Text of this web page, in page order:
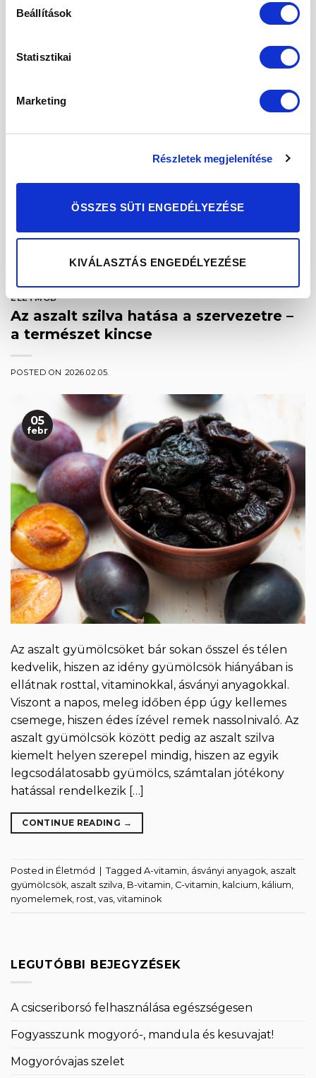
Beállítások
Statisztikai
Marketing
Részletek megjelenítése
ÖSSZES SÜTI ENGEDÉLYEZÉSE
KIVÁLASZTÁS ENGEDÉLYEZÉSE
Valahogy az ősz és a hidegebb idő beköszöntével
többször készítünk és fogyasztunk különféle
leveseket. A gyümölcslevesek viszont télen-nyáron
hódítanak, ehetjük melegen és hidegen is,
gyümölcsleves a cél, de az idénygyümölcsökből
nem tudunk, nem akarunk főzni semmit, akkor is
van megoldás, mert aszalt gyümölcsöket is
használhatunk a főzéshez. Ilyen például az […]
CONTINUE READING→
Posted inLevesek,Receptek | Taggedásványi anyagok,aszalt,
vitaminok
ÉLETMÓD
Az aszalt szilva hatása a szervezetre –
a természet kincse
POSTED ON 2026.02.05.
05
febr
Az aszalt gyümölcsöket bár sokan ősszel és télen
kedvelik, hiszen az idény gyümölcsök hiányában is
ellátnak rosttal, vitaminokkal, ásványi anyagokkal.
Viszont a napos, meleg időben épp úgy kellemes
csemege, hiszen édes ízével remek nassolnivaló. Az
aszalt gyümölcsök között pedig az aszalt szilva
kiemelt helyen szerepel mindig, hiszen az egyik
legcsodálatosabb gyümölcs, számtalan jótékony
hatással rendelkezik […]
CONTINUE READING →
Posted in Életmód Tagged A-vitamin, ásványi anyagok, aszalt
gyümölcsök, aszalt szilva, B-vitamin, C-vitamin, kalcium, kálium,
nyomelemek, rost, vas, vitaminok
LEGUTÓBBI BEJEGYZÉSEK
A csicseriborsó felhasználása egészségesen
Fogyasszunk mogyoró-, mandula és kesuvajat!
Mogyoróvajas szelet